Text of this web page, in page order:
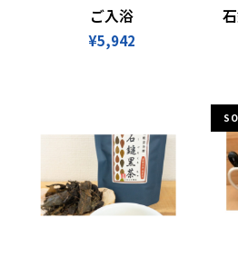
お買い物カゴに追加
ご入浴
¥5,942